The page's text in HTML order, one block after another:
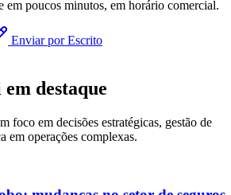
em poucos minutos, em horário comercial.
Enviar por Escrito
destaque
foco em decisões estratégicas, gestão de
em operações complexas.